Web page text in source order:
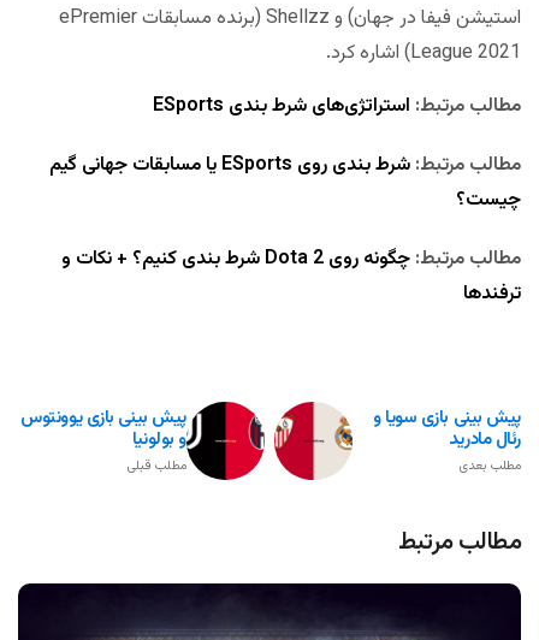
استیشن فیفا در جهان) و Shellzz (برنده مسابقات ePremier
League 2021) اشاره کرد.
مطالب مرتبط: استراتژی‌های شرط بندی ESports
مطالب‌ مرتبط:
شرط بندی روی ESports یا مسابقات جهانی گیم
چیست؟
مطالب مرتبط:
چگونه روی Dota 2 شرط بندی کنیم؟ + نکات و
ترفندها
پیش بینی بازی یوونتوس
و بولونیا
مطلب قبلی
پیش بینی بازی سویا و
رئال مادرید
مطلب بعدی
مطالب مرتبط